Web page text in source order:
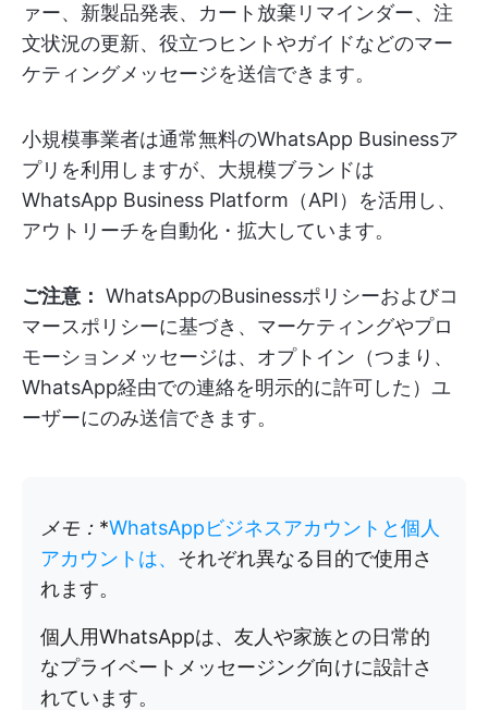
ァー、新製品発表、カート放棄リマインダー、注
文状況の更新、役立つヒントやガイドなどのマー
ケティングメッセージを送信できます。
小規模事業者は通常無料のWhatsApp Businessア
プリを利用しますが、大規模ブランドは
WhatsApp Business Platform（API）を活用し、
アウトリーチを自動化・拡大しています。
ご注意： WhatsAppのBusinessポリシーおよびコ
マースポリシーに基づき、マーケティングやプロ
モーションメッセージは、オプトイン（つまり、
WhatsApp経由での連絡を明示的に許可した）ユ
ーザーにのみ送信できます。
メモ： *WhatsAppビジネスアカウントと個人
アカウントは、 それぞれ異なる目的で使用さ
れます。
個人用WhatsAppは、友人や家族との日常的
なプライベートメッセージング向けに設計さ
れています。